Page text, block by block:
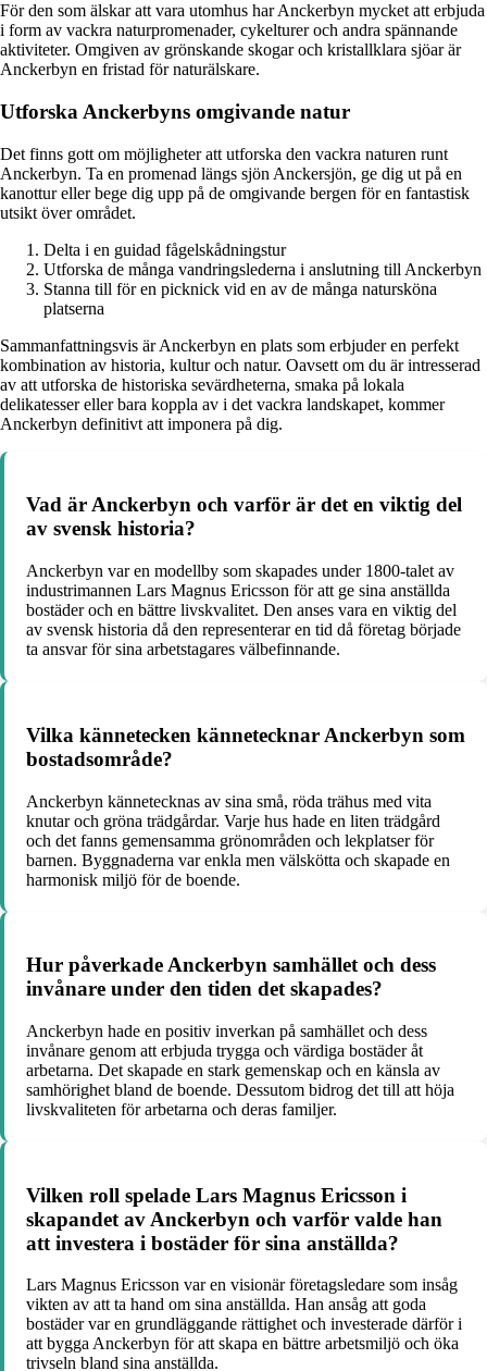
För den som älskar att vara utomhus har Anckerbyn mycket att erbjuda
i form av vackra naturpromenader, cykelturer och andra spännande
aktiviteter. Omgiven av grönskande skogar och kristallklara sjöar är
Anckerbyn en fristad för naturälskare.
Utforska Anckerbyns omgivande natur
Det finns gott om möjligheter att utforska den vackra naturen runt
Anckerbyn. Ta en promenad längs sjön Anckersjön, ge dig ut på en
kanottur eller bege dig upp på de omgivande bergen för en fantastisk
utsikt över området.
Delta i en guidad fågelskådningstur
Utforska de många vandringslederna i anslutning till Anckerbyn
Stanna till för en picknick vid en av de många natursköna
platserna
Sammanfattningsvis är Anckerbyn en plats som erbjuder en perfekt
kombination av historia, kultur och natur. Oavsett om du är intresserad
av att utforska de historiska sevärdheterna, smaka på lokala
delikatesser eller bara koppla av i det vackra landskapet, kommer
Anckerbyn definitivt att imponera på dig.
Vad är Anckerbyn och varför är det en viktig del
av svensk historia?
Anckerbyn var en modellby som skapades under 1800-talet av
industrimannen Lars Magnus Ericsson för att ge sina anställda
bostäder och en bättre livskvalitet. Den anses vara en viktig del
av svensk historia då den representerar en tid då företag började
ta ansvar för sina arbetstagares välbefinnande.
Vilka kännetecken kännetecknar Anckerbyn som
bostadsområde?
Anckerbyn kännetecknas av sina små, röda trähus med vita
knutar och gröna trädgårdar. Varje hus hade en liten trädgård
och det fanns gemensamma grönområden och lekplatser för
barnen. Byggnaderna var enkla men välskötta och skapade en
harmonisk miljö för de boende.
Hur påverkade Anckerbyn samhället och dess
invånare under den tiden det skapades?
Anckerbyn hade en positiv inverkan på samhället och dess
invånare genom att erbjuda trygga och värdiga bostäder åt
arbetarna. Det skapade en stark gemenskap och en känsla av
samhörighet bland de boende. Dessutom bidrog det till att höja
livskvaliteten för arbetarna och deras familjer.
Vilken roll spelade Lars Magnus Ericsson i
skapandet av Anckerbyn och varför valde han
att investera i bostäder för sina anställda?
Lars Magnus Ericsson var en visionär företagsledare som insåg
vikten av att ta hand om sina anställda. Han ansåg att goda
bostäder var en grundläggande rättighet och investerade därför i
att bygga Anckerbyn för att skapa en bättre arbetsmiljö och öka
trivseln bland sina anställda.